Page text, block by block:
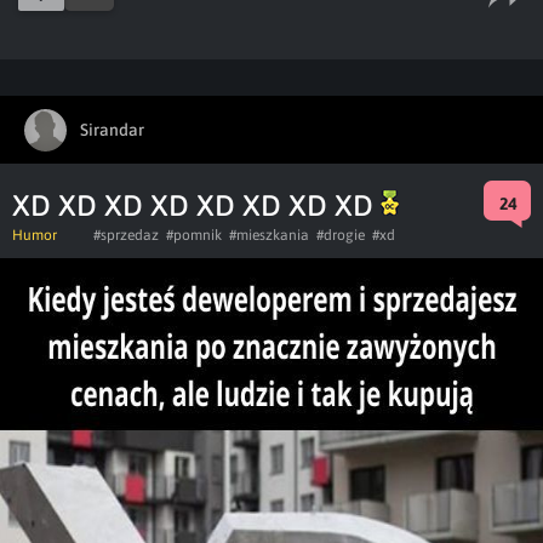
Sirandar
XD XD XD XD XD XD XD XD 24
Humor #sprzedaz #pomnik #mieszkania #drogie #xd